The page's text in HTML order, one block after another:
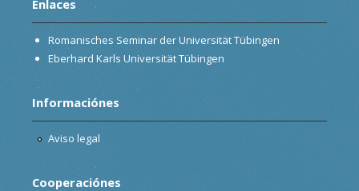
Enlaces
Romanisches Seminar der Universität Tübingen
Eberhard Karls Universität Tübingen
Informaciónes
Aviso legal
Cooperaciónes